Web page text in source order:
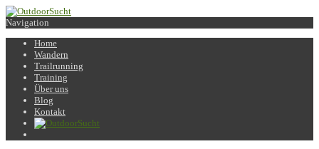
Navigation
Home
Wandern
Trailrunning
Training
Über uns
Blog
Kontakt